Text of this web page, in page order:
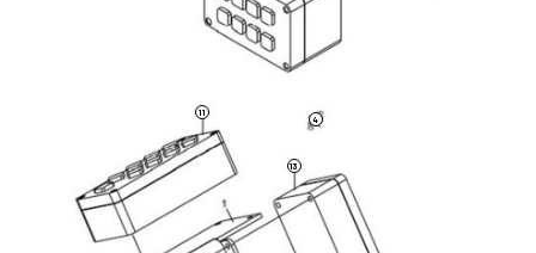
4
13
11